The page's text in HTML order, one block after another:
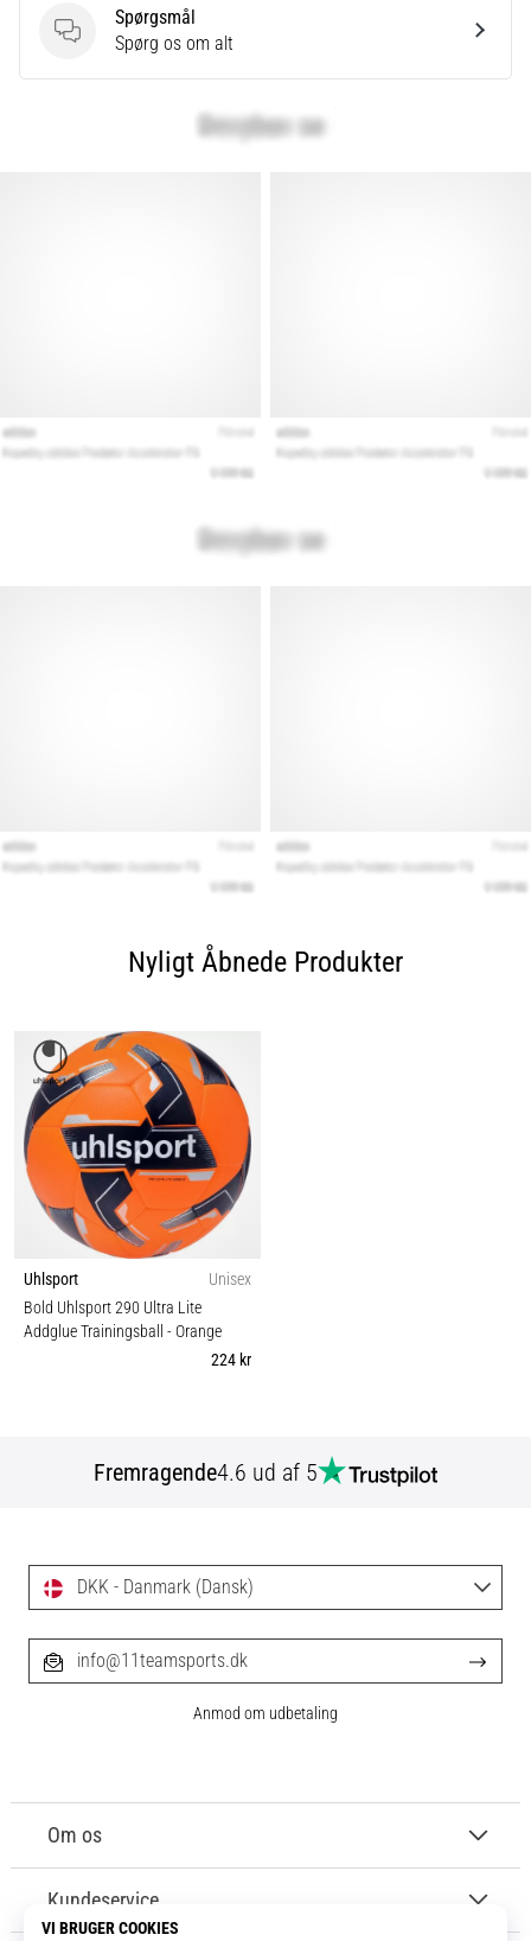
Spørgsmål
Spørgsmål
Spørg os om alt
Nyligt Åbnede Produkter
Uhlsport
Unisex
Bold Uhlsport 290 Ultra Lite
Addglue Trainingsball - Orange
224 kr
Fremragende4.6 ud af 5
Om os
Kundeservice
DKK - Danmark (Dansk)
info@11teamsports.dk
Anmod om udbetaling